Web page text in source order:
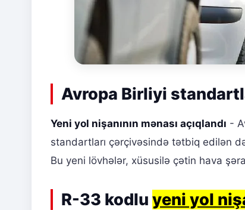
Avropa Birliyi
Yeni yol nişanının mənası açıqlandı -
standartları çərçivəsində tətbiq edilən
Bu yeni lövhələr, xüsusilə çətin hava
R-33 kodlu yeni yol